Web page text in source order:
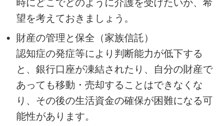
時にどこでどのように介護を受けたいか、希
望を考えておきましょう。
財産の管理と保全（家族信託）
認知症の発症等により判断能力が低下する
と、銀行口座が凍結されたり、自分の財産で
あっても移動・売却することはできなくな
り、その後の生活資金の確保が困難になる可
能性があります。